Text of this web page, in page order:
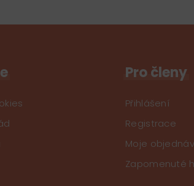
Pro členy
Přihlášení
Registrace
Moje
Zapomenuté